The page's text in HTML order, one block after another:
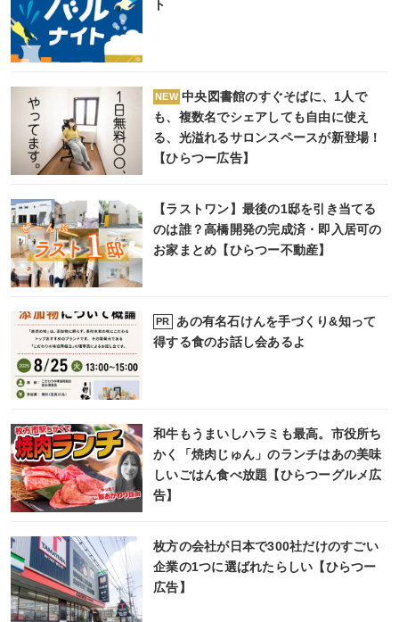
ト
NEW 中央図書館のすぐそばに、1人で
も、複数名でシェアしても自由に使え
る、光溢れるサロンスペースが新登場！
【ひらつー広告】
【ラストワン】最後の1邸を引き当てる
のは誰？高橋開発の完成済・即入居可の
お家まとめ【ひらつー不動産】
PR
あの有名石けんを手づくり&知って
得する食のお話し会あるよ
和牛もうまいしハラミも最高。市役所ち
かく「焼肉じゅん」のランチはあの美味
しいごはん食べ放題【ひらつーグルメ広
告】
枚方の会社が日本で300社だけのすごい
企業の1つに選ばれたらしい【ひらつー
広告】